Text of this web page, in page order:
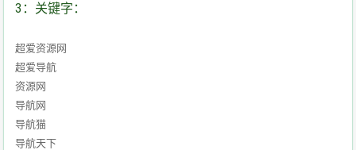
3：关键字：
超爱资源网
超爱导航
资源网
导航网
导航猫
导航天下